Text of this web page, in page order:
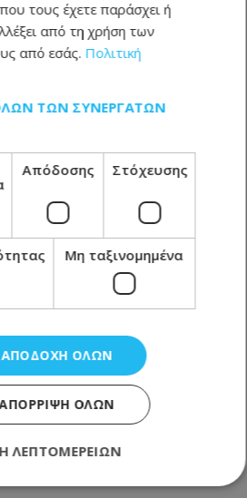
της επαρχίας
σε απόσταση 2,5 χλμ.
κέντρου της
νοτιοανατολικά του
4 χλμ. περίπου νότια
τους έχετε παράσχει ή
από τη χρήση των
από εσάς. Πολιτική
ΤΩΝ ΣΥΝΕΡΓΑΤΏΝ
Απόδοσης Στόχευσης
Μη ταξινομημένα
ΑΠΟΔΟΧΉ ΌΛΩΝ
ΌΛΩΝ
ΛΕΠΤΟΜΕΡΕΙΏΝ